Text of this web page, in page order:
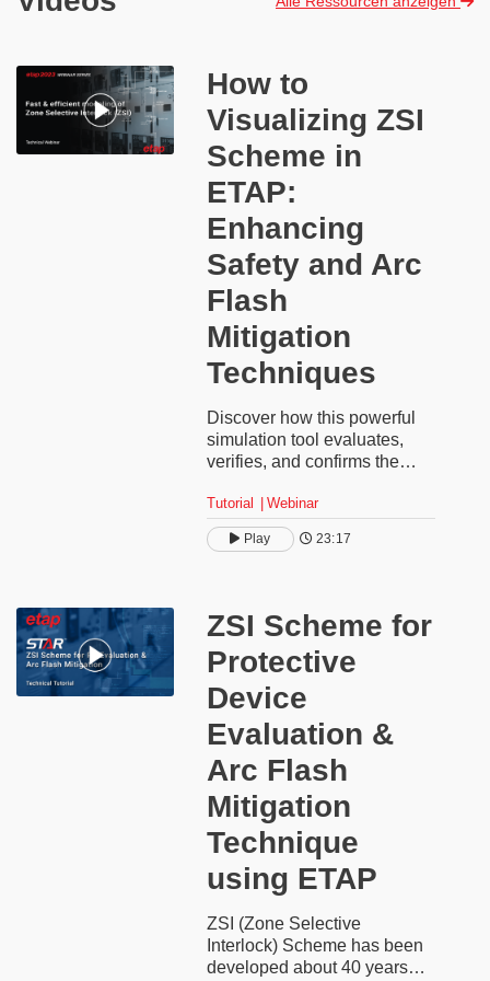
How to
Visualizing ZSI
Scheme in
ETAP:
Enhancing
Safety and Arc
Flash
Mitigation
Techniques
Discover how this powerful
simulation tool evaluates,
verifies, and confirms the
the ZSI scheme for different
types of faults. The ZSI
capabilities empower
electrical power system
protection and analysis,
enhance safety, minimize
validate arc flash mitigation
techniques and scenarios.
Tutorial Webinar
Play 23:17
ZSI Scheme for
Protective
Device
Evaluation &
Arc Flash
Mitigation
Technique
using ETAP
ZSI (Zone Selective
Interlock) Scheme has been
developed about 40 years